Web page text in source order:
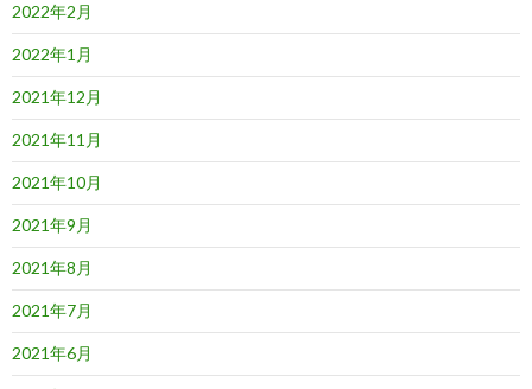
2022年2月
2022年1月
2021年12月
2021年11月
2021年10月
2021年9月
2021年8月
2021年7月
2021年6月